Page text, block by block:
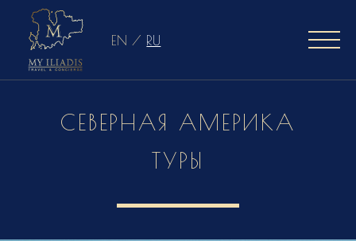
EN / RU
СЕВЕРНАЯ АМЕРИКА
ТУРЫ